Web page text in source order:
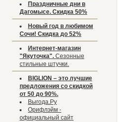
Праздничные дни в
Дагомысе. Скидка 50%
Новый год в любимом
Сочи! Скидка до 52%
Интернет-магазин
"Якуточка". Сезонные
стильные штучки.
BIGLION – это лучшие
предложения со скидкой
от 50 до 90%.
Выгода.Ру
Орифлэйм -
официальный сайт